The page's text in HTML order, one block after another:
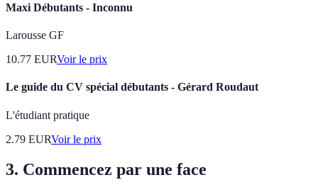
Maxi Débutants - Inconnu
Larousse GF
10.77 EURVoir le prix
Le guide du CV spécial débutants - Gérard Roudaut
L'étudiant pratique
2.79 EURVoir le prix
3. Commencez par une face